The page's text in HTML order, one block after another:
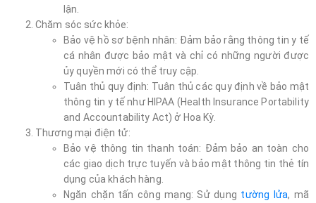
lận.
Chăm sóc sức khỏe:
Bảo vệ hồ sơ bệnh nhân: Đảm bảo rằng thông tin y tế
cá nhân được bảo mật và chỉ có những người được
ủy quyền mới có thể truy cập.
Tuân thủ quy định: Tuân thủ các quy định về bảo mật
thông tin y tế như HIPAA (Health Insurance Portability
and Accountability Act) ở Hoa Kỳ.
Thương mại điện tử:
Bảo vệ thông tin thanh toán: Đảm bảo an toàn cho
các giao dịch trực tuyến và bảo mật thông tin thẻ tín
dụng của khách hàng.
Ngăn chặn tấn công mạng: Sử dụng tường lửa, mã